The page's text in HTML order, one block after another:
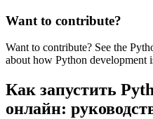
Want to contribute?
Want to contribute? See the
about how Python development
Как запустить
онлайн: